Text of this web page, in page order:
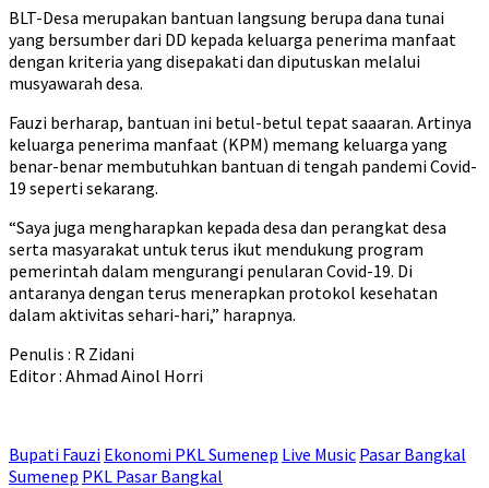
BLT-Desa merupakan bantuan langsung berupa dana tunai
yang bersumber dari DD kepada keluarga penerima manfaat
dengan kriteria yang disepakati dan diputuskan melalui
musyawarah desa.
Fauzi berharap, bantuan ini betul-betul tepat saaaran. Artinya
keluarga penerima manfaat (KPM) memang keluarga yang
benar-benar membutuhkan bantuan di tengah pandemi Covid-
19 seperti sekarang.
“Saya juga mengharapkan kepada desa dan perangkat desa
serta masyarakat untuk terus ikut mendukung program
pemerintah dalam mengurangi penularan Covid-19. Di
antaranya dengan terus menerapkan protokol kesehatan
dalam aktivitas sehari-hari,” harapnya.
Penulis : R Zidani
Editor : Ahmad Ainol Horri
Bupati Fauzi Ekonomi PKL Sumenep Live Music Pasar Bangkal
Sumenep PKL Pasar Bangkal